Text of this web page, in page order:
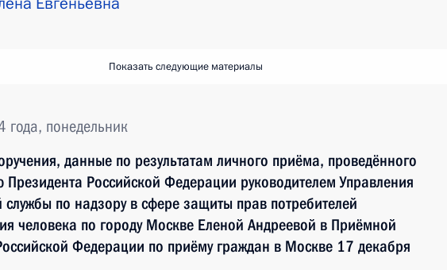
Показать следующие материалы
понедельник
данные по результатам личного приёма, проведённого
Президента Российской Федерации руководителем Управления
по надзору в сфере защиты прав потребителей
человека по городу Москве Еленой Андреевой в Приёмной
Федерации по приёму граждан в Москве 17 декабря